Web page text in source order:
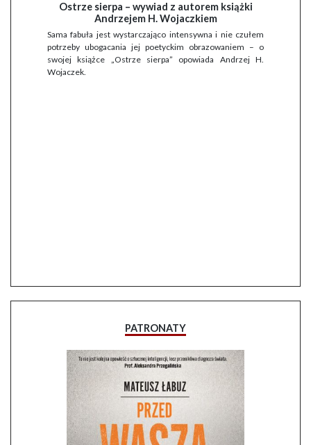
Ostrze sierpa – wywiad z autorem książki
Andrzejem H. Wojaczkiem
Sama fabuła jest wystarczająco intensywna i nie czułem
potrzeby ubogacania jej poetyckim obrazowaniem – o
swojej książce „Ostrze sierpa” opowiada Andrzej H.
Wojaczek.
PATRONATY